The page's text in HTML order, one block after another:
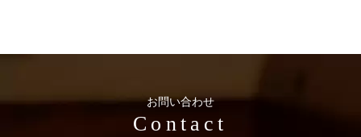
お問い合わせ
Contact